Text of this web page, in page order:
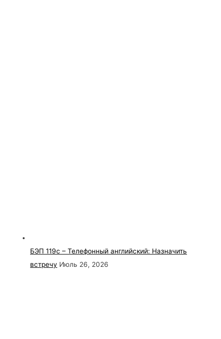
БЭП 119с – Телефонный английский: Назначить
встречу Июль 26, 2026